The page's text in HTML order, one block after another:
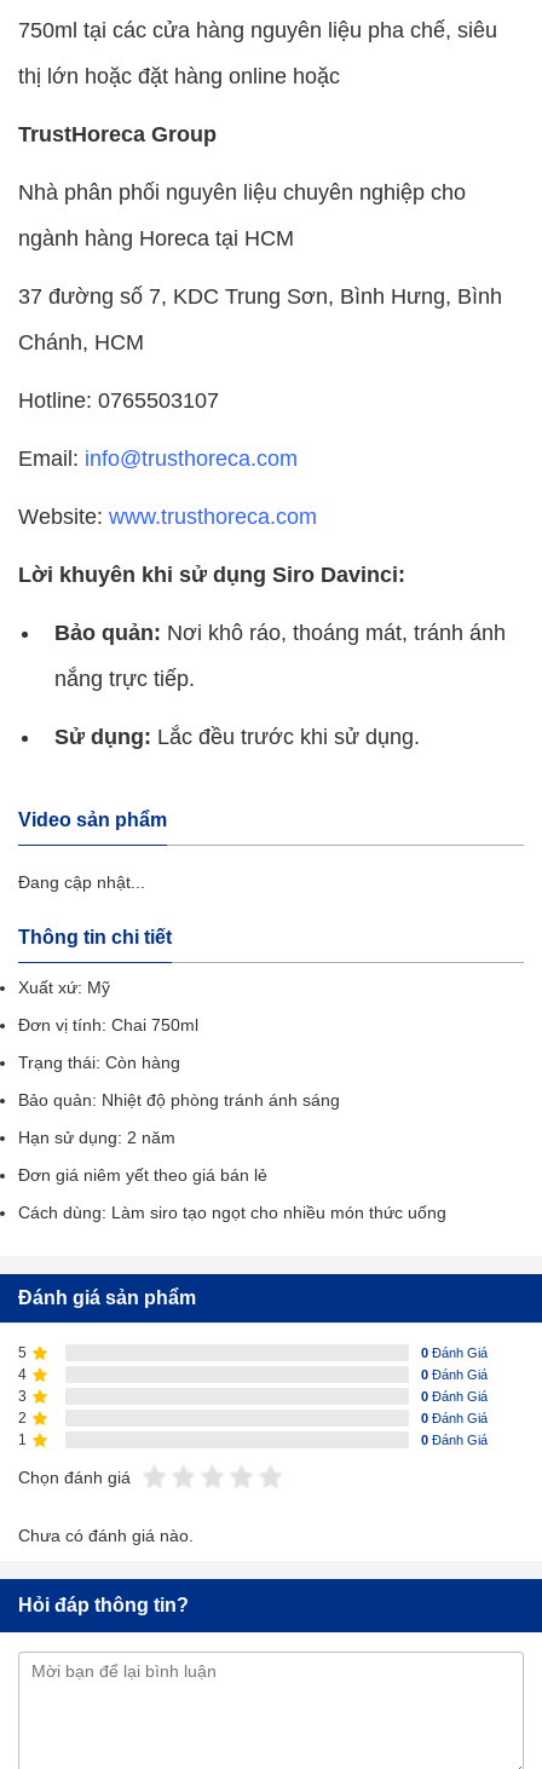
750ml tại các cửa hàng nguyên liệu pha chế, siêu
thị lớn hoặc đặt hàng online hoặc
TrustHoreca Group
Nhà phân phối nguyên liệu chuyên nghiệp cho
ngành hàng Horeca tại HCM
37 đường số 7, KDC Trung Sơn, Bình Hưng, Bình
Chánh, HCM
Hotline: 0765503107
Email: info@trusthoreca.com
Website: www.trusthoreca.com
Lời khuyên khi sử dụng Siro Davinci:
Bảo quản: Nơi khô ráo, thoáng mát, tránh ánh
nắng trực tiếp.
Sử dụng: Lắc đều trước khi sử dụng.
Video sản phẩm
Đang cập nhật...
Thông tin chi tiết
Xuất xứ: Mỹ
Đơn vị tính: Chai 750ml
Trạng thái: Còn hàng
Bảo quản: Nhiệt độ phòng tránh ánh sáng
Hạn sử dụng: 2 năm
Đơn giá niêm yết theo giá bán lẻ
Cách dùng: Làm siro tạo ngọt cho nhiều món thức uống
Đánh giá sản phẩm
5 0 Đánh Giá
4 0 Đánh Giá
3 0 Đánh Giá
2 0 Đánh Giá
1 0 Đánh Giá
Chọn đánh giá
Chưa có đánh giá nào.
Hỏi đáp thông tin?